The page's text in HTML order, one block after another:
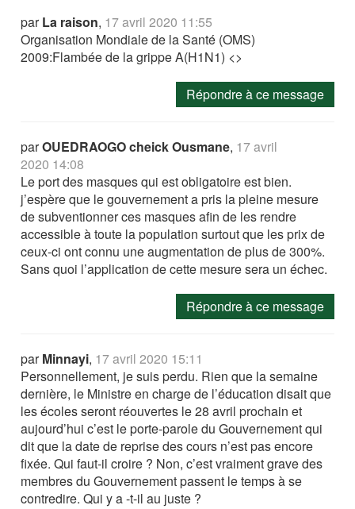
parLa raison, 17 avril 2020 11:55
Organisation Mondiale de la Santé (OMS)
2009:Flambée de la grippe A(H1N1) <>
Répondre à ce message
parOUEDRAOGO cheick Ousmane, 17 avril
2020 14:08
Le port des masques qui est obligatoire est bien.
j’espère que le gouvernement a pris la pleine mesure
de subventionner ces masques afin de les rendre
accessible à toute la population surtout que les prix de
ceux-ci ont connu une augmentation de plus de 300%.
Sans quoi l’application de cette mesure sera un échec.
Répondre à ce message
parMinnayi, 17 avril 2020 15:11
Personnellement, je suis perdu. Rien que la semaine
dernière, le Ministre en charge de l’éducation disait que
les écoles seront réouvertes le 28 avril prochain et
aujourd’hui c’est le porte-parole du Gouvernement qui
dit que la date de reprise des cours n’est pas encore
fixée. Qui faut-il croire ? Non, c’est vraiment grave des
membres du Gouvernement passent le temps à se
contredire. Qui y a -t-il au juste ?